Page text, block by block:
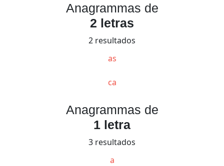
Anagrammas de
2 letras
2 resultados
as
ca
Anagrammas de
1 letra
3 resultados
a